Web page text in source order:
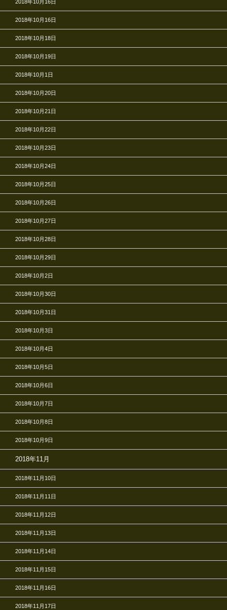
2018年10月16日
2018年10月16日
2018年10月18日
2018年10月19日
2018年10月1日
2018年10月20日
2018年10月21日
2018年10月22日
2018年10月23日
2018年10月24日
2018年10月25日
2018年10月26日
2018年10月27日
2018年10月28日
2018年10月29日
2018年10月2日
2018年10月30日
2018年10月31日
2018年10月3日
2018年10月4日
2018年10月5日
2018年10月6日
2018年10月7日
2018年10月8日
2018年10月9日
2018年11月
2018年11月10日
2018年11月11日
2018年11月12日
2018年11月13日
2018年11月14日
2018年11月15日
2018年11月16日
2018年11月17日